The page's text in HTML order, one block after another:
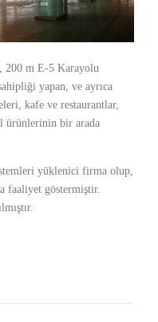
200 m E-5 Karayolu
yapan, ve ayrıca
kafe ve restaurantlar,
ürünlerinin bir arada
yüklenici firma olup,
faaliyet göstermiştir.